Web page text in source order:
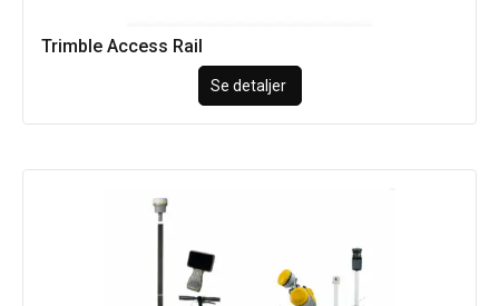
Trimble Access Rail
Se detaljer